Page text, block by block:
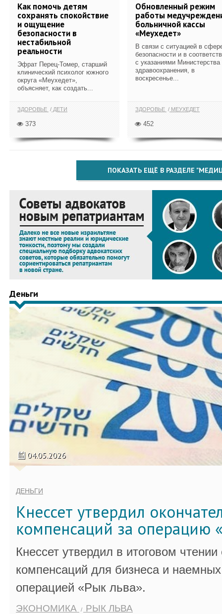
Как помочь детям
сохранять спокойствие
и ощущение
безопасности в
нестабильной
реальности
Эфрат Перец-Томер, старший
клинический психолог южного
округа «Меухедет»,
объясняет, как создать...
ЗДОРОВЬЕ ДЕТИ
373
Обновленный режим
работы
больничной кассы
«Меухедет»
В связи с ситуацией в
безопасности и в
с указаниями Министерства
здравоохранения, в
воскресенье...
ЗДОРОВЬЕ МЕУХЕДЕТ
452
ПОКАЗАТЬ ЕЩЁ В РАЗДЕЛЕ
Деньги
04.05.2026
ДЕНЬГИ
Кнессет утвердил
компенсаций за операцию
Кнессет утвердил в итоговом
компенсаций для бизнеса и
операцией «Рык льва».
ЭКОНОМИКА РЫК ЛЬВА